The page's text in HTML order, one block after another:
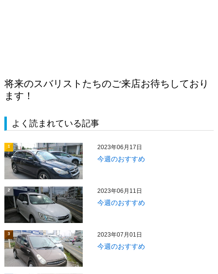
将来のスバリストたちのご来店お待ちしており
ます！
よく読まれている記事
1 2023年06月17日
今週のおすすめ
2 2023年06月11日
今週のおすすめ
3 2023年07月01日
今週のおすすめ